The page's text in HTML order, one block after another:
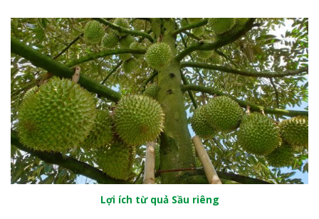
Lợi ích từ quả Sầu riêng